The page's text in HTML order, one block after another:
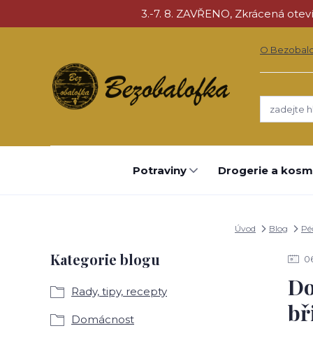
3.-7. 8. ZAVŘENO, Zkrácená
O
Potraviny Drogerie a
Úvod Blog
Kategorie blogu
Rady, tipy, recepty
Domácnost